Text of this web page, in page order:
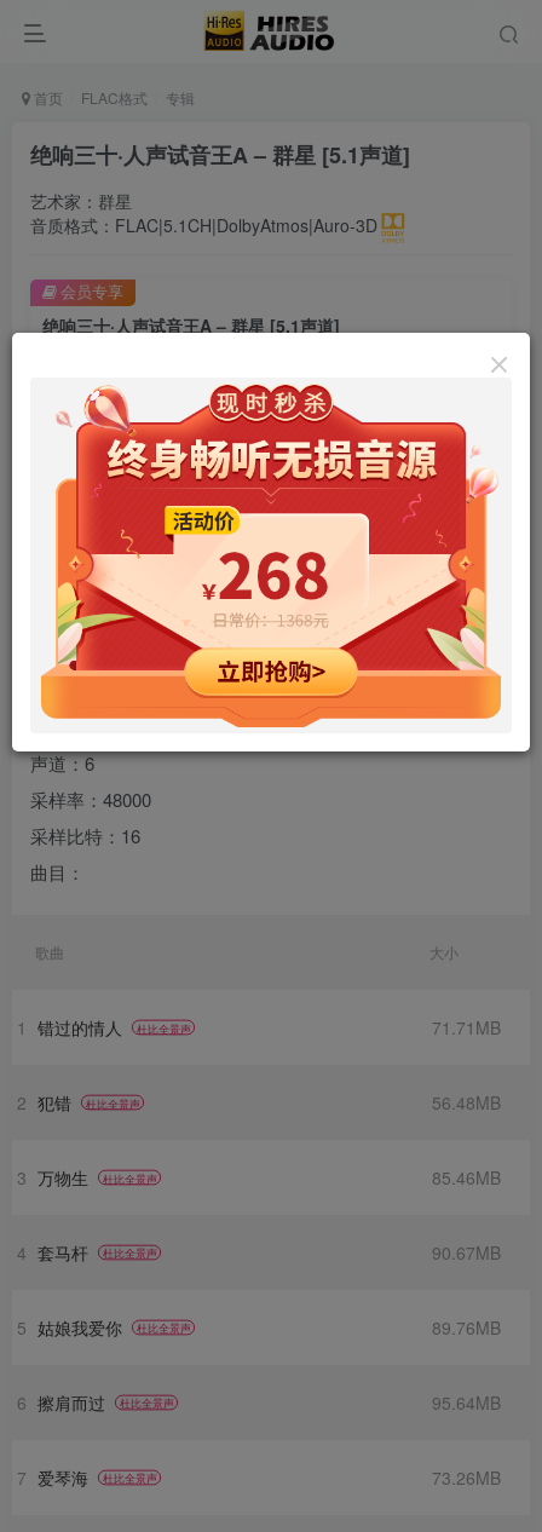
首页 FLAC格式 专辑
绝响三十·人声试音王A – 群星 [5.1声道]
艺术家：群星
音质格式：FLAC|5.1CH|DolbyAtmos|Auro-3D
绝响三十·人声试音王A – 群星 [5.1声道]
￥9.9 限时特惠
￥99
年卡会员免费 永久会员免费
立即购买
您当前未登录！建议登陆后购买，可保存购买订单
会员专享
专辑名称：绝响三十·人声试音王A
歌手：群星
格式：flac
声道：6
采样率：48000
采样比特：16
曲目：
歌曲 大小
1 错过的情人 杜比全景声 71.71MB
2 犯错 杜比全景声 56.48MB
3 万物生 杜比全景声 85.46MB
4 套马杆 杜比全景声 90.67MB
5 姑娘我爱你 杜比全景声 89.76MB
6 擦肩而过 杜比全景声 95.64MB
7 爱琴海 杜比全景声 73.26MB